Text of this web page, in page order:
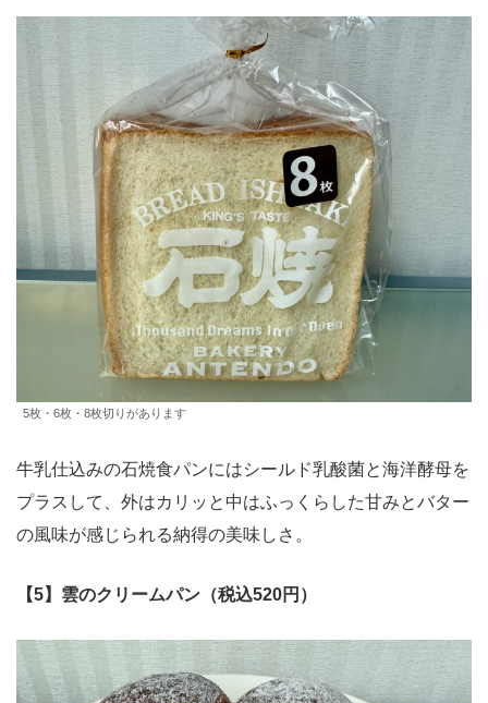
5枚・6枚・8枚切りがあります
牛乳仕込みの石焼食パンにはシールド乳酸菌と海洋酵母を
プラスして、外はカリッと中はふっくらした甘みとバター
の風味が感じられる納得の美味しさ。
【5】雲のクリームパン（税込520円）